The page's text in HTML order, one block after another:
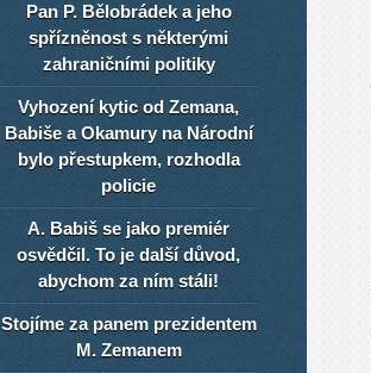
Pan P. Bělobrádek a jeho
spřízněnost s některými
zahraničními politiky
Vyhození kytic od Zemana,
Babiše a Okamury na Národní
bylo přestupkem, rozhodla
policie
A. Babiš se jako premiér
osvědčil. To je další důvod,
abychom za ním stáli!
Stojíme za panem prezidentem
M. Zemanem